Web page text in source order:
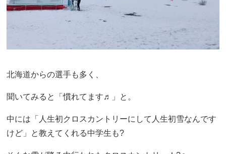
北海道からの選手も多く、
聞いてみると「慣れてます♬」と。
中には「人生初クロスカントリーにして人生初雪なんです
けど」と教えてくれる中学生も?